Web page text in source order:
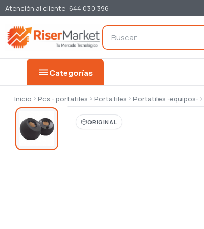
Atención al cliente: 644 030 396
menuCategorías
Inicio Pcs - portatiles Portatiles Portatiles -equipos-
ORIGINAL